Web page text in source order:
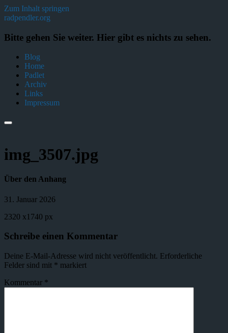
Zum Inhalt springen
radpendler.org
Bitte gehen Sie weiter. Hier gibt es nichts zu sehen.
Blog
Home
Padlet
Archiv
Links
Impressum
img_3507.jpg
Über den Anhang
31. Januar 2026
2320 x1740 px
Schreibe einen Kommentar
Deine E-Mail-Adresse wird nicht veröffentlicht. Erforderliche
Felder sind mit * markiert
Kommentar *